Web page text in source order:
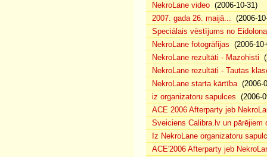
NekroLane video (2006-10-31)
2007. gada 26. maijā... (2006-
Speciālais vēstījums no Eidolona
NekroLane fotogrāfijas (2006-
NekroLane rezultāti - Mazohisti
NekroLane rezultāti - Tautas
NekroLane starta kārtība(2006-
iz organizatoru sapulces (2006-
ACE 2006 Afterparty jeb
Sveiciens Calibra.lv un pārējiem
Iz NekroLane organizatoru
ACE'2006 Afterparty jeb